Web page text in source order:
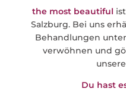
the most beautiful
Salzburg. Bei uns
Behandlungen
verwöhnen und
Du hast